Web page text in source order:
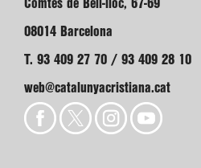
Comtes de Bell-lloc, 67-69
08014 Barcelona
T. 93 409 27 70 / 93 409 28 10
web@catalunyacristiana.cat